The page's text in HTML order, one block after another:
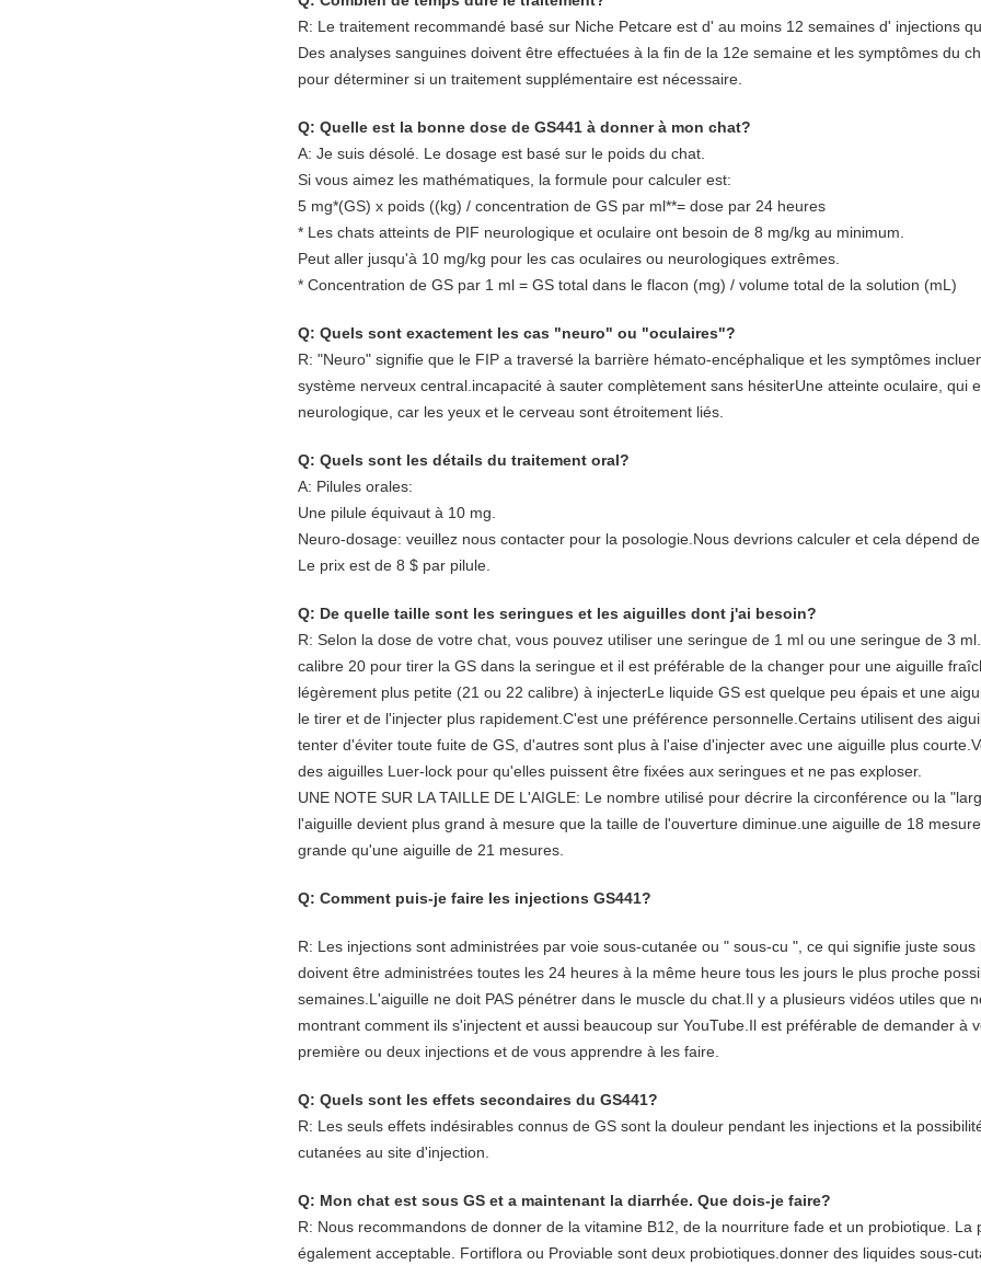
R: Le traitement recommandé basé sur Niche Petcare est d' au moins 12 semaines d' injections
Des analyses sanguines doivent être effectuées à la fin de la 12e semaine et les symptômes du
pour déterminer si un traitement supplémentaire est nécessaire.
Q: Quelle est la bonne dose de GS441 à donner à mon chat?
A: Je suis désolé. Le dosage est basé sur le poids du chat.
Si vous aimez les mathématiques, la formule pour calculer est:
5 mg*(GS) x poids ((kg) / concentration de GS par ml**= dose par 24 heures
* Les chats atteints de PIF neurologique et oculaire ont besoin de 8 mg/kg au minimum.
Peut aller jusqu'à 10 mg/kg pour les cas oculaires ou neurologiques extrêmes.
* Concentration de GS par 1 ml = GS total dans le flacon (mg) / volume total de la solution (mL)
Q: Quels sont exactement les cas "neuro" ou "oculaires"?
R: "Neuro" signifie que le FIP a traversé la barrière hémato-encéphalique et les symptômes
système nerveux central.incapacité à sauter complètement sans hésiterUne atteinte oculaire, qui
neurologique, car les yeux et le cerveau sont étroitement liés.
Q: Quels sont les détails du traitement oral?
A: Pilules orales:
Une pilule équivaut à 10 mg.
Neuro-dosage: veuillez nous contacter pour la posologie.Nous devrions calculer et cela dépend
Le prix est de 8 $ par pilule.
Q: De quelle taille sont les seringues et les aiguilles dont j'ai besoin?
R: Selon la dose de votre chat, vous pouvez utiliser une seringue de 1 ml ou une seringue de 3
calibre 20 pour tirer la GS dans la seringue et il est préférable de la changer pour une aiguille
légèrement plus petite (21 ou 22 calibre) à injecterLe liquide GS est quelque peu épais et une
le tirer et de l'injecter plus rapidement.C'est une préférence personnelle.Certains utilisent des
tenter d'éviter toute fuite de GS, d'autres sont plus à l'aise d'injecter avec une aiguille plus
des aiguilles Luer-lock pour qu'elles puissent être fixées aux seringues et ne pas exploser.
UNE NOTE SUR LA TAILLE DE L'AIGLE: Le nombre utilisé pour décrire la circonférence ou la
l'aiguille devient plus grand à mesure que la taille de l'ouverture diminue.une aiguille de 18
grande qu'une aiguille de 21 mesures.
Q: Comment puis-je faire les injections GS441?
R: Les injections sont administrées par voie sous-cutanée ou " sous-cu ", ce qui signifie juste
doivent être administrées toutes les 24 heures à la même heure tous les jours le plus proche
semaines.L'aiguille ne doit PAS pénétrer dans le muscle du chat.Il y a plusieurs vidéos utiles que
montrant comment ils s'injectent et aussi beaucoup sur YouTube.Il est préférable de demander à
première ou deux injections et de vous apprendre à les faire.
Q: Quels sont les effets secondaires du GS441?
R: Les seuls effets indésirables connus de GS sont la douleur pendant les injections et la
cutanées au site d'injection.
Q: Mon chat est sous GS et a maintenant la diarrhée. Que dois-je faire?
R: Nous recommandons de donner de la vitamine B12, de la nourriture fade et un probiotique. La
également acceptable. Fortiflora ou Proviable sont deux probiotiques.donner des liquides sous-